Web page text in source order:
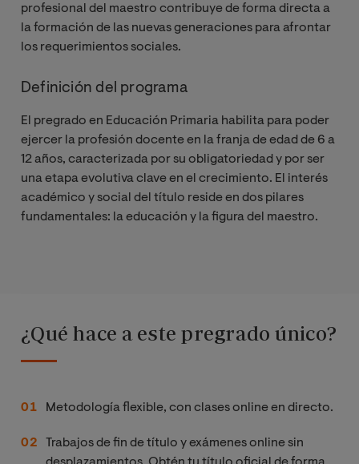
profesional del maestro contribuye de forma directa a
la formación de las nuevas generaciones para afrontar
los requerimientos sociales.
Definición del programa
El pregrado en Educación Primaria habilita para poder
ejercer la profesión docente en la franja de edad de 6 a
12 años, caracterizada por su obligatoriedad y por ser
una etapa evolutiva clave en el crecimiento. El interés
académico y social del título reside en dos pilares
fundamentales: la educación y la figura del maestro.
¿Qué hace a este pregrado único?
Metodología flexible, con clases online en directo.
Trabajos de fin de título y exámenes online sin